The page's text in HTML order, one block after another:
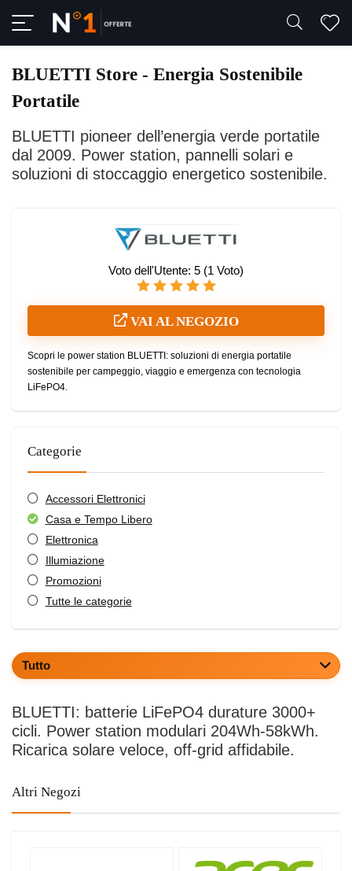
BLUETTI Store - Energia Sostenibile
Portatile
BLUETTI pioneer dell’energia verde portatile
dal 2009. Power station, pannelli solari e
soluzioni di stoccaggio energetico sostenibile.
Voto dell'Utente: 5 (1 Voto)
VAI AL NEGOZIO
Scopri le power station BLUETTI: soluzioni di energia portatile
sostenibile per campeggio, viaggio e emergenza con tecnologia
LiFePO4.
Categorie
Accessori Elettronici
Casa e Tempo Libero
Elettronica
Illumiazione
Promozioni
Tutte le categorie
Tutto
BLUETTI: batterie LiFePO4 durature 3000+
cicli. Power station modulari 204Wh-58kWh.
Ricarica solare veloce, off-grid affidabile.
Altri Negozi